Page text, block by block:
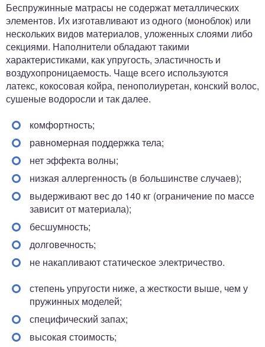
Беспружинные матрасы не содержат металлических
элементов. Их изготавливают из одного (моноблок) или
нескольких видов материалов, уложенных слоями либо
секциями. Наполнители обладают такими
характеристиками, как упругость, эластичность и
воздухопроницаемость. Чаще всего используются
латекс, кокосовая койра, пенополиуретан, конский волос,
сушеные водоросли и так далее.
комфортность;
равномерная поддержка тела;
нет эффекта волны;
низкая аллергенность (в большинстве случаев);
выдерживают вес до 140 кг (ограничение по массе
зависит от материала);
бесшумность;
долговечность;
не накапливают статическое электричество.
степень упругости ниже, а жесткости выше, чем у
пружинных моделей;
специфический запах;
высокая стоимость;